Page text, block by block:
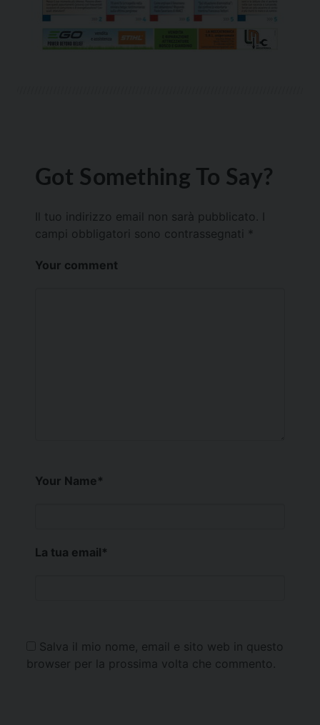
Got Something To Say?
Il tuo indirizzo email non sarà pubblicato.
campi obbligatori sono contrassegnati *
Your comment
Your Name*
La tua email*
Salva il mio nome, email e sito web in questo
browser per la prossima volta che commento.